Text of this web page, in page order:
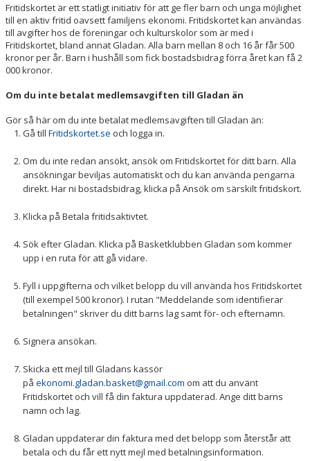
OM KLUBBEN
Fritidskortet är ett statligt initiativ för att ge fler barn och unga möjlighet
till en aktiv fritid oavsett familjens ekonomi. Fritidskortet kan användas
till avgifter hos de föreningar och kulturskolor som är med i
Fritidskortet, bland annat Gladan. Alla barn mellan 8 och 16 år får 500
kronor per år. Barn i hushåll som fick bostadsbidrag förra året kan få 2
000 kronor.
Om du inte betalat medlemsavgiften till Gladan än
Gör så här om du inte betalat medlemsavgiften till Gladan än:
Gå till Fritidskortet.se och logga in.
Om du inte redan ansökt, ansök om Fritidskortet för ditt barn. Alla
ansökningar beviljas automatiskt och du kan använda pengarna
direkt. Har ni bostadsbidrag, klicka på Ansök om särskilt fritidskort.
Klicka på Betala fritidsaktivtet.
Sök efter Gladan. Klicka på Basketklubben Gladan som kommer
upp i en ruta för att gå vidare.
Fyll i uppgifterna och vilket belopp du vill använda hos Fritidskortet
(till exempel 500 kronor). I rutan "Meddelande som identifierar
betalningen" skriver du ditt barns lag samt för- och efternamn.
Signera ansökan.
Skicka ett mejl till Gladans kassör
på ekonomi.gladan.basket@gmail.com om att du använt
Fritidskortet och vill få din faktura uppdaterad. Ange ditt barns
namn och lag.
Gladan uppdaterar din faktura med det belopp som återstår att
betala och du får ett nytt mejl med betalningsinformation.